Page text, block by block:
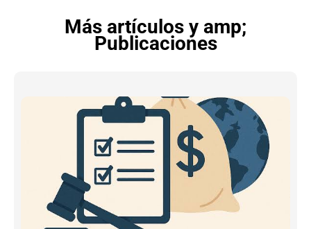
Más artículos y amp;
Publicaciones